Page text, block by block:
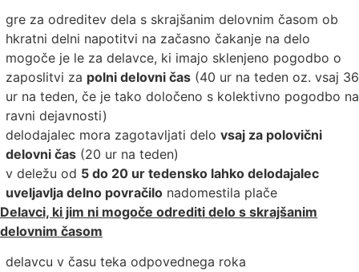
gre za odreditev dela s skrajšanim delovnim časom ob
hkratni delni napotitvi na začasno čakanje na delo
mogoče je le za delavce, ki imajo sklenjeno pogodbo o
zaposlitvi za polni delovni čas (40 ur na teden oz. vsaj 36
ur na teden, če je tako določeno s kolektivno pogodbo na
ravni dejavnosti)
delodajalec mora zagotavljati delo vsaj za polovični
delovni čas (20 ur na teden)
v deležu od 5 do 20 ur tedensko lahko delodajalec
uveljavlja delno povračilo nadomestila plače
Delavci, ki jim ni mogoče odrediti delo s skrajšanim
delovnim časom
delavcu v času teka odpovednega roka